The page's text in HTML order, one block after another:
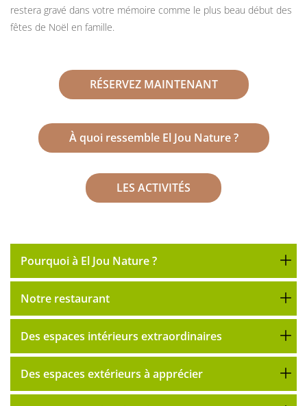
restera gravé dans votre mémoire comme le plus beau début des
fêtes de Noël en famille.
RÉSERVEZ MAINTENANT
À quoi ressemble El Jou Nature ?
LES ACTIVITÉS
Pourquoi à El Jou Nature ?
Notre restaurant
Des espaces intérieurs extraordinaires
Des espaces extérieurs à apprécier